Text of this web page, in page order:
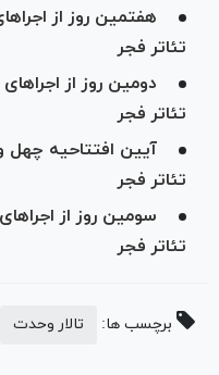
هفتمین روز از
تئاتر فجر
دومین روز از
تئاتر فجر
آیین افتتاحیه چهل
تئاتر فجر
سومین روز از
تئاتر فجر
برچسب ها: تالار وحدت